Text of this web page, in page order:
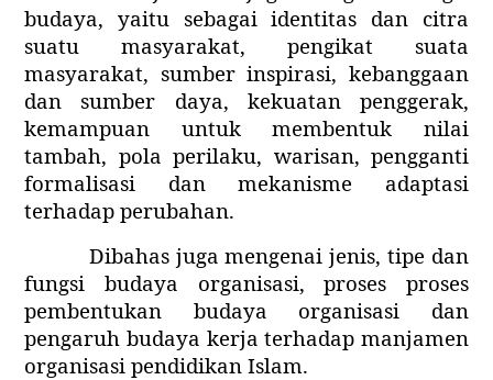
budaya, yaitu sebagai identitas dan citra
suatu masyarakat, pengikat suata
masyarakat, sumber inspirasi, kebanggaan
dan sumber daya, kekuatan penggerak,
kemampuan untuk membentuk nilai
tambah, pola perilaku, warisan, pengganti
formalisasi dan mekanisme adaptasi
terhadap perubahan.
Dibahas juga mengenai jenis, tipe dan
fungsi budaya organisasi, proses proses
pembentukan budaya organisasi dan
pengaruh budaya kerja terhadap manjamen
organisasi pendidikan Islam.